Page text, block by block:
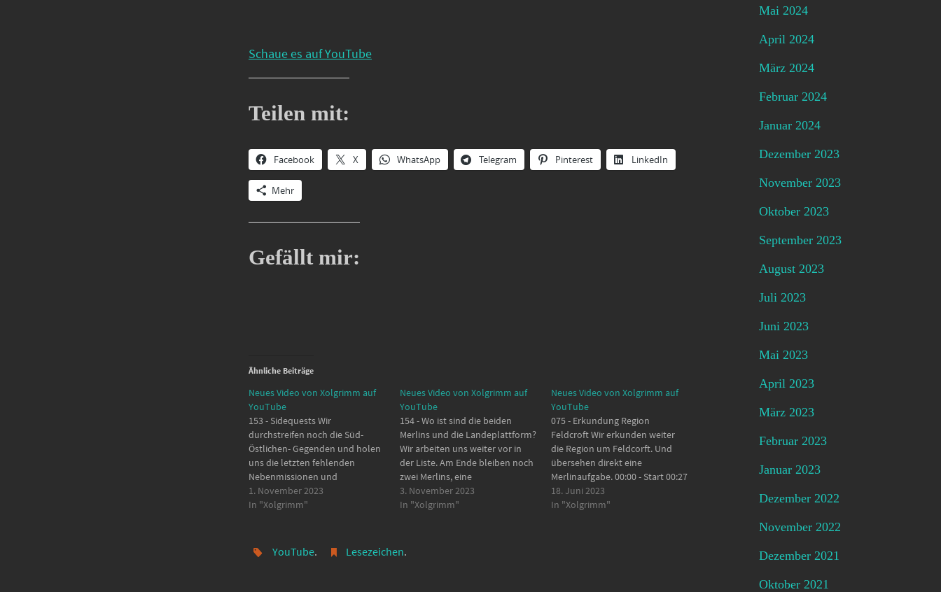
Schaue es auf YouTube
Teilen mit:
Facebook X WhatsApp Telegram Pinterest LinkedIn
Mehr
Gefällt mir:
Ähnliche Beiträge
Neues Video von Xolgrimm auf
YouTube
153 - Sidequests Wir
durchstreifen noch die Süd-
Östlichen- Gegenden und holen
uns die letzten fehlenden
Nebenmissionen und
Sammelaufgaben. 00:00 - Start
03:02 - Merlin 06:34 -
Sumpfkrattler 11:58 -
Schatzgewölbe 13:40 -
1. November 2023
In "Xolgrimm"
Neues Video von Xolgrimm auf
YouTube
154 - Wo ist sind die beiden
Merlins und die Landeplattform?
Wir arbeiten uns weiter vor in
der Liste. Am Ende bleiben noch
zwei Merlins, eine
Landeplattform, ein weibliches
Graphorn und Besen. 00:00 -
3. November 2023
In "Xolgrimm"
Neues Video von Xolgrimm auf
YouTube
075 - Erkundung Region
Feldcroft Wir erkunden weiter
die Region um Feldcorft. Und
übersehen direkt eine
Merlinaufgabe. 00:00 - Start 00:27
- Merlin 04:29 - Merlin 07:12 -
Fwuuper 10:20 - Merlin 13:37 -
18. Juni 2023
In "Xolgrimm"
YouTube. Lesezeichen.
Mai 2024
April 2024
März 2024
Februar 2024
Januar 2024
Dezember 2023
November 2023
Oktober 2023
September 2023
August 2023
Juli 2023
Juni 2023
Mai 2023
April 2023
März 2023
Februar 2023
Januar 2023
Dezember 2022
November 2022
Dezember 2021
Oktober 2021